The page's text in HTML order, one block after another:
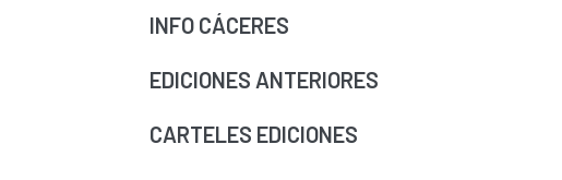
INFO CÁCERES
EDICIONES ANTERIORES
CARTELES EDICIONES